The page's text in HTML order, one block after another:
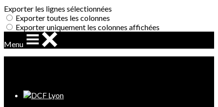
Exporter les lignes sélectionnées
Exporter toutes les colonnes
Exporter uniquement les colonnes affichées
Menu